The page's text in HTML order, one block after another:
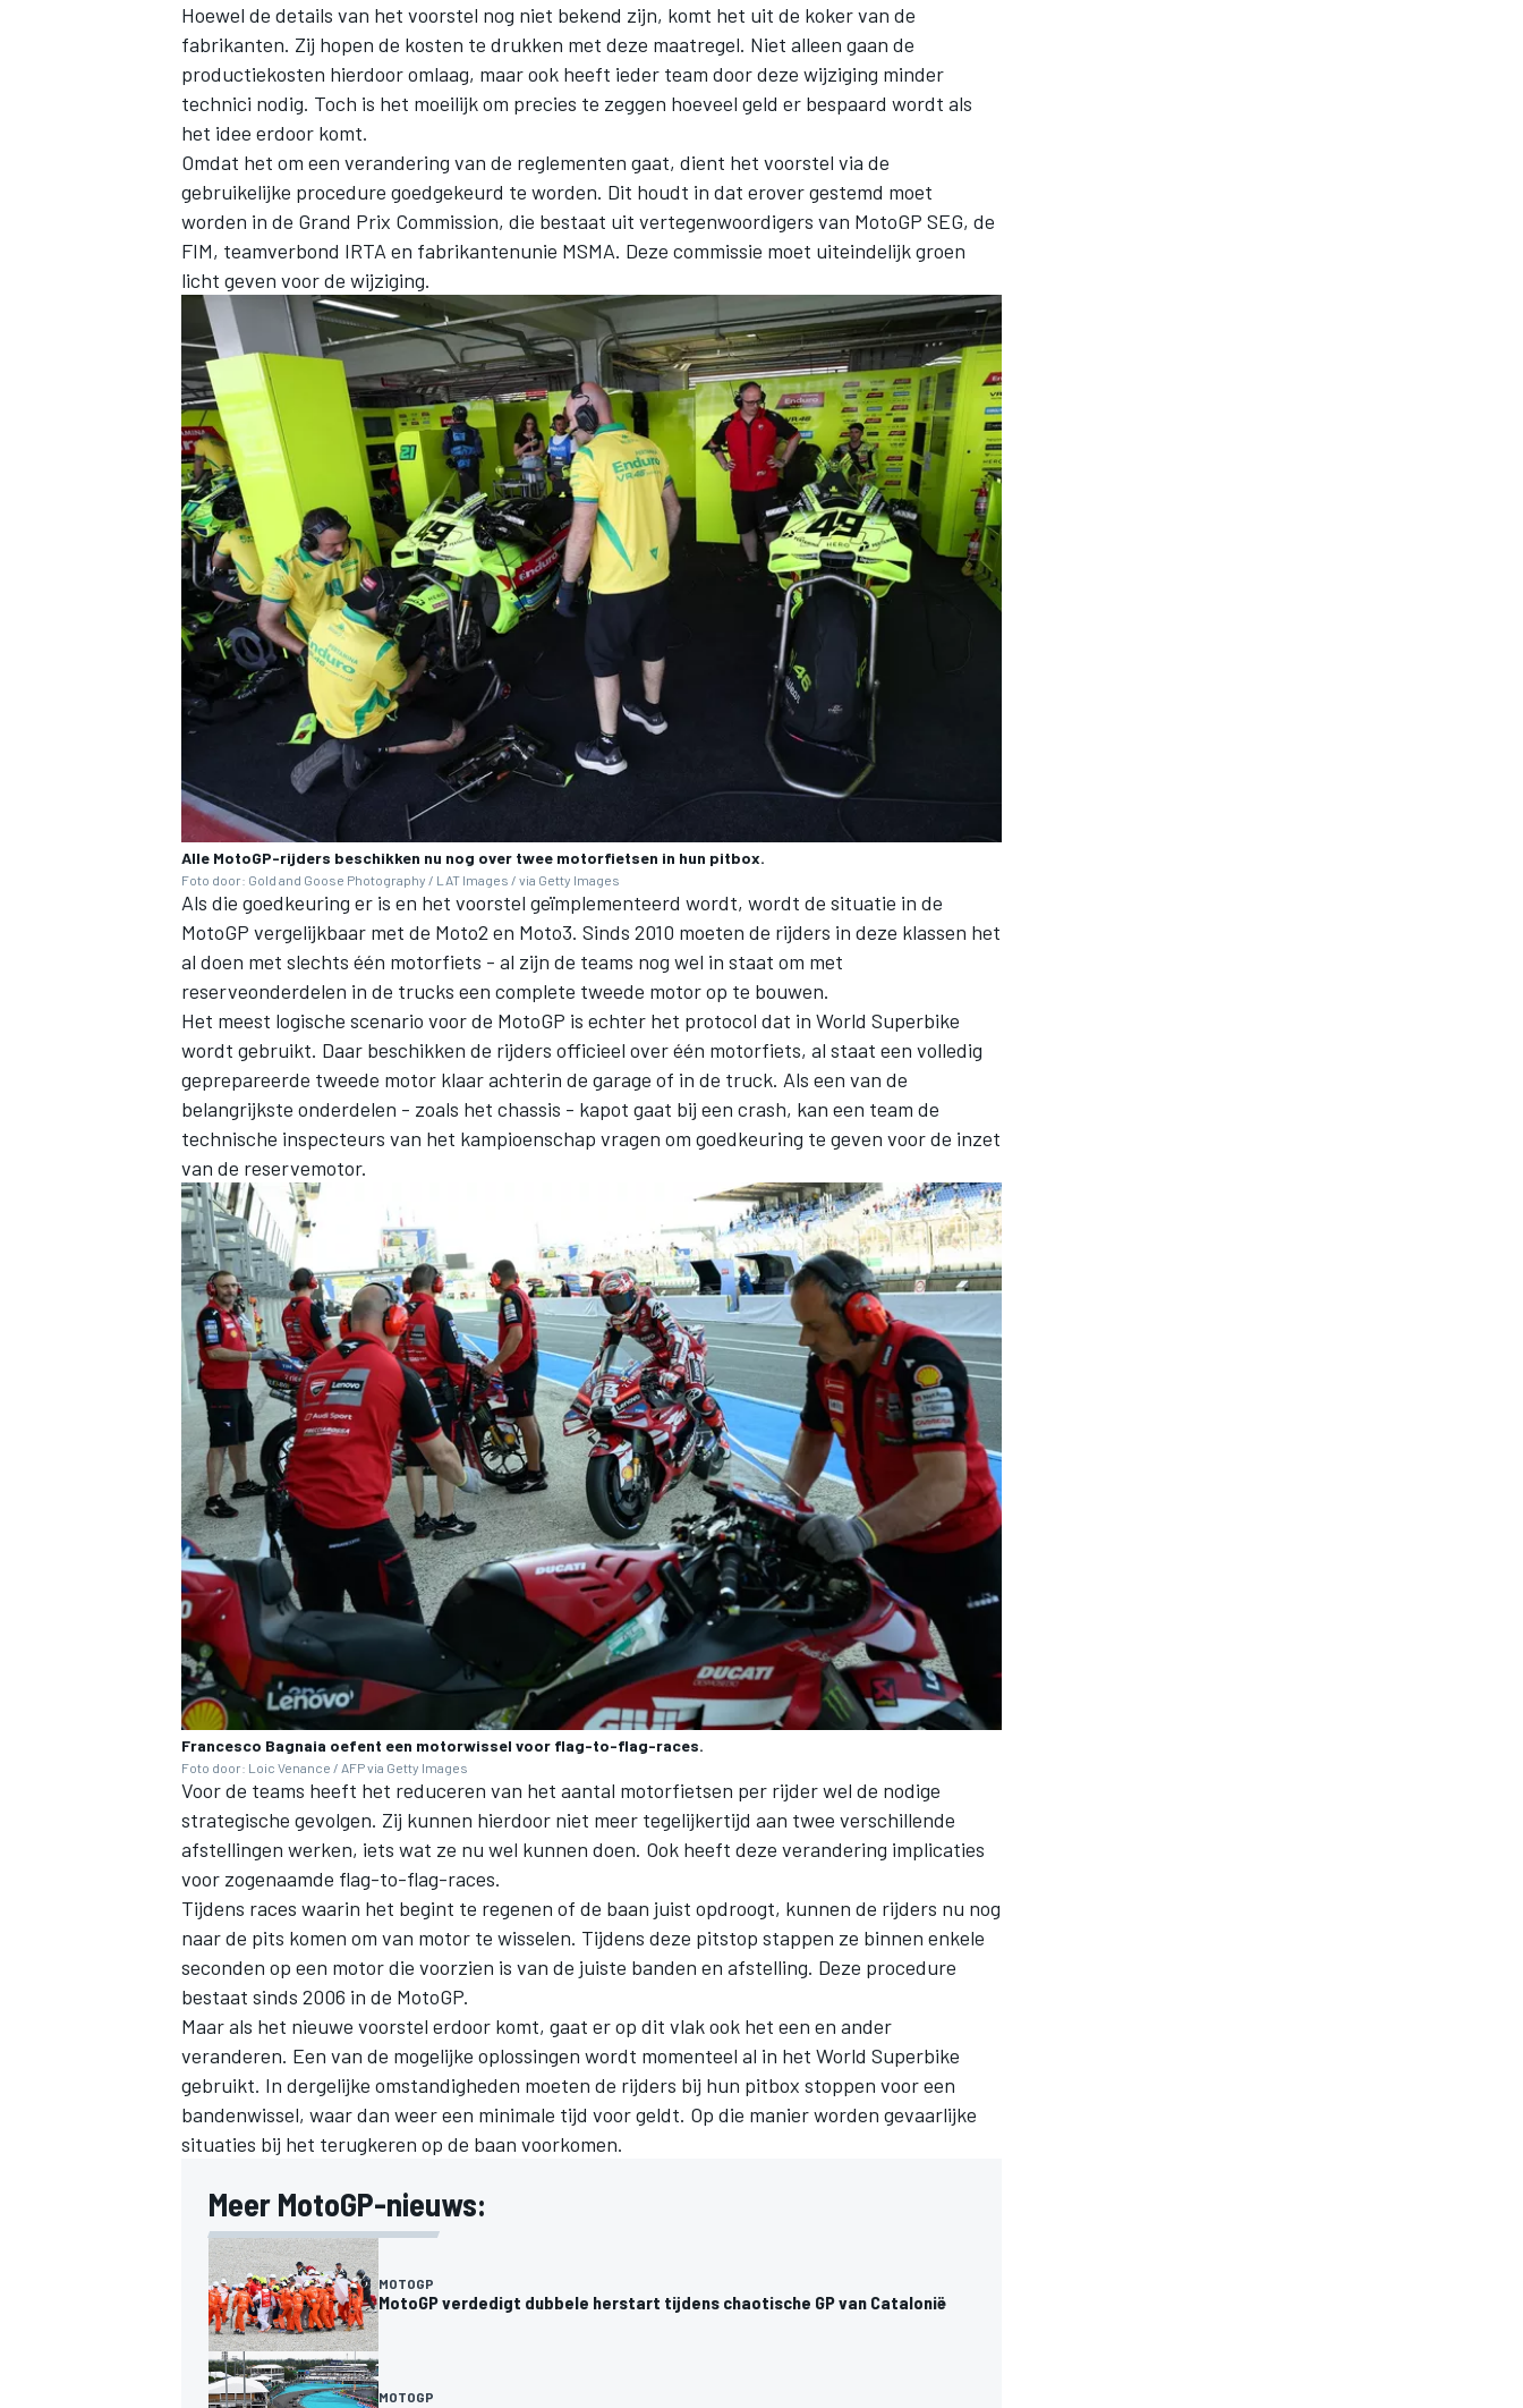
MEER RACEKLASSEN
Hoewel de details van het voorstel nog niet bekend zijn, komt het uit de koker van de
fabrikanten. Zij hopen de kosten te drukken met deze maatregel. Niet alleen gaan de
productiekosten hierdoor omlaag, maar ook heeft ieder team door deze wijziging minder
technici nodig. Toch is het moeilijk om precies te zeggen hoeveel geld er bespaard wordt als
het idee erdoor komt.
Omdat het om een verandering van de reglementen gaat, dient het voorstel via de
gebruikelijke procedure goedgekeurd te worden. Dit houdt in dat erover gestemd moet
worden in de Grand Prix Commission, die bestaat uit vertegenwoordigers van MotoGP SEG, de
FIM, teamverbond IRTA en fabrikantenunie MSMA. Deze commissie moet uiteindelijk groen
licht geven voor de wijziging.
Alle MotoGP-rijders beschikken nu nog over twee motorfietsen in hun pitbox.
Foto door: Gold and Goose Photography / LAT Images / via Getty Images
Als die goedkeuring er is en het voorstel geïmplementeerd wordt, wordt de situatie in de
MotoGP vergelijkbaar met de Moto2 en Moto3. Sinds 2010 moeten de rijders in deze klassen het
al doen met slechts één motorfiets - al zijn de teams nog wel in staat om met
reserveonderdelen in de trucks een complete tweede motor op te bouwen.
Het meest logische scenario voor de MotoGP is echter het protocol dat in World Superbike
wordt gebruikt. Daar beschikken de rijders officieel over één motorfiets, al staat een volledig
geprepareerde tweede motor klaar achterin de garage of in de truck. Als een van de
belangrijkste onderdelen - zoals het chassis - kapot gaat bij een crash, kan een team de
technische inspecteurs van het kampioenschap vragen om goedkeuring te geven voor de inzet
van de reservemotor.
Francesco Bagnaia oefent een motorwissel voor flag-to-flag-races.
Foto door: Loic Venance / AFP via Getty Images
Voor de teams heeft het reduceren van het aantal motorfietsen per rijder wel de nodige
strategische gevolgen. Zij kunnen hierdoor niet meer tegelijkertijd aan twee verschillende
afstellingen werken, iets wat ze nu wel kunnen doen. Ook heeft deze verandering implicaties
voor zogenaamde flag-to-flag-races.
Tijdens races waarin het begint te regenen of de baan juist opdroogt, kunnen de rijders nu nog
naar de pits komen om van motor te wisselen. Tijdens deze pitstop stappen ze binnen enkele
seconden op een motor die voorzien is van de juiste banden en afstelling. Deze procedure
bestaat sinds 2006 in de MotoGP.
Maar als het nieuwe voorstel erdoor komt, gaat er op dit vlak ook het een en ander
veranderen. Een van de mogelijke oplossingen wordt momenteel al in het World Superbike
gebruikt. In dergelijke omstandigheden moeten de rijders bij hun pitbox stoppen voor een
bandenwissel, waar dan weer een minimale tijd voor geldt. Op die manier worden gevaarlijke
situaties bij het terugkeren op de baan voorkomen.
Meer MotoGP-nieuws:
MOTOGP
MotoGP verdedigt dubbele herstart tijdens chaotische GP van Catalonië
MOTOGP